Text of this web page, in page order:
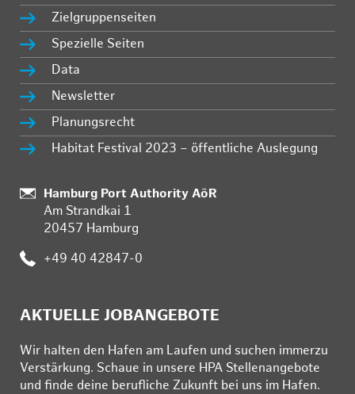
Zielgruppenseiten
Spezielle Seiten
Data
Newsletter
Planungsrecht
Habitat Festival 2023 – öffentliche Auslegung
:
Hamburg Port Authority AöR
Am Strandkai 1
20457 Hamburg
: +49 40 42847-0
AKTUELLE JOBANGEBOTE
Wir hal­ten den Ha­fen am Lau­fen und su­chen im­mer­zu
Ver­stär­kung. Schau­e in un­se­re HPA Stel­len­an­ge­bo­te
und fin­de deine be­ruf­li­che Zu­kunft bei uns im Ha­fen.